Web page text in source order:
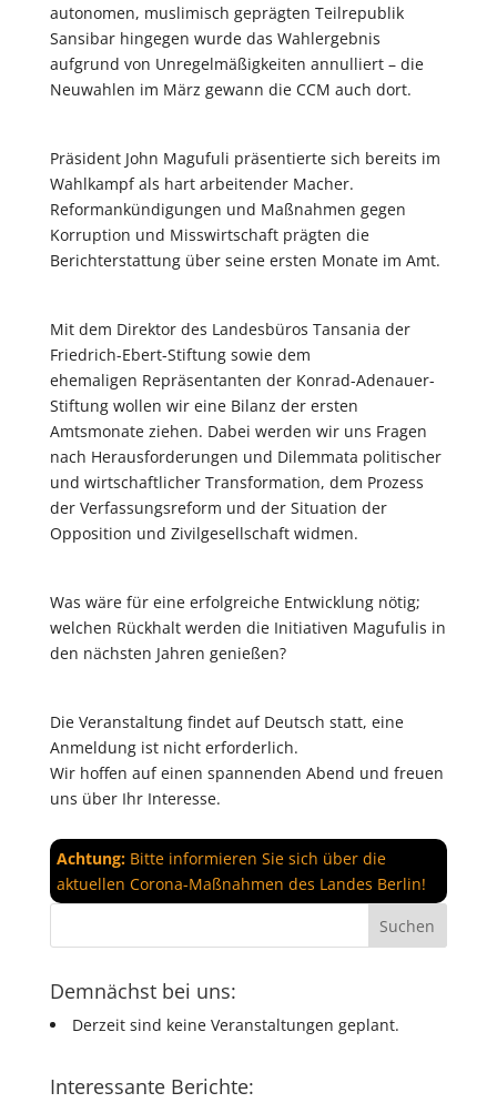
autonomen, muslimisch geprägten Teilrepublik
Sansibar hingegen wurde das Wahlergebnis
aufgrund von Unregelmäßigkeiten annulliert – die
Neuwahlen im März gewann die CCM auch dort.
Präsident John Magufuli präsentierte sich bereits im
Wahlkampf als hart arbeitender Macher.
Reformankündigungen und Maßnahmen gegen
Korruption und Misswirtschaft prägten die
Berichterstattung über seine ersten Monate im Amt.
Mit dem Direktor des Landesbüros Tansania der
Friedrich-Ebert-Stiftung sowie dem
ehemaligen Repräsentanten der Konrad-Adenauer-
Stiftung wollen wir eine Bilanz der ersten
Amtsmonate ziehen. Dabei werden wir uns Fragen
nach Herausforderungen und Dilemmata politischer
und wirtschaftlicher Transformation, dem Prozess
der Verfassungsreform und der Situation der
Opposition und Zivilgesellschaft widmen.
Was wäre für eine erfolgreiche Entwicklung nötig;
welchen Rückhalt werden die Initiativen Magufulis in
den nächsten Jahren genießen?
Die Veranstaltung findet auf Deutsch statt, eine
Anmeldung ist nicht erforderlich.
Wir hoffen auf einen spannenden Abend und freuen
uns über Ihr Interesse.
Achtung:Bitte informieren Sie sich über die
aktuellen Corona-Maßnahmen des Landes Berlin!
Demnächst bei uns:
Derzeit sind keine Veranstaltungen geplant.
Interessante Berichte: